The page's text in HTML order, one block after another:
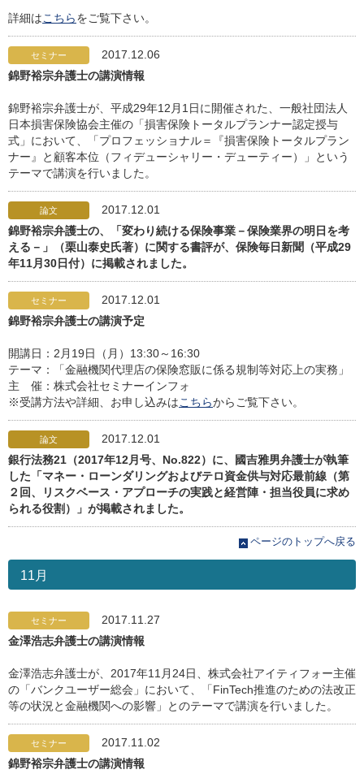
詳細はこちらをご覧下さい。
セミナー
2017.12.06
錦野裕宗弁護士の講演情報
錦野裕宗弁護士が、平成29年12月1日に開催された、一般社団法人
日本損害保険協会主催の「損害保険トータルプランナー認定授与
式」において、「プロフェッショナル＝『損害保険トータルプラン
ナー』と顧客本位（フィデューシャリー・デューティー）」という
テーマで講演を行いました。
論文
2017.12.01
錦野裕宗弁護士の、「変わり続ける保険事業－保険業界の明日を考
える－」（栗山泰史氏著）に関する書評が、保険毎日新聞（平成29
年11月30日付）に掲載されました。
セミナー
2017.12.01
錦野裕宗弁護士の講演予定
開講日：2月19日（月）13:30～16:30
テーマ：「金融機関代理店の保険窓販に係る規制等対応上の実務」
主 催：株式会社セミナーインフォ
※受講方法や詳細、お申し込みはこちらからご覧下さい。
論文
2017.12.01
銀行法務21（2017年12月号、No.822）に、國吉雅男弁護士が執筆
した「マネー・ローンダリングおよびテロ資金供与対応最前線（第
２回、リスクベース・アプローチの実践と経営陣・担当役員に求め
られる役割）」が掲載されました。
ページのトップへ戻る
11月
セミナー
2017.11.27
金澤浩志弁護士の講演情報
金澤浩志弁護士が、2017年11月24日、株式会社アイティフォー主催
の「バンクユーザー総会」において、「FinTech推進のための法改正
等の状況と金融機関への影響」とのテーマで講演を行いました。
セミナー
2017.11.02
錦野裕宗弁護士の講演情報